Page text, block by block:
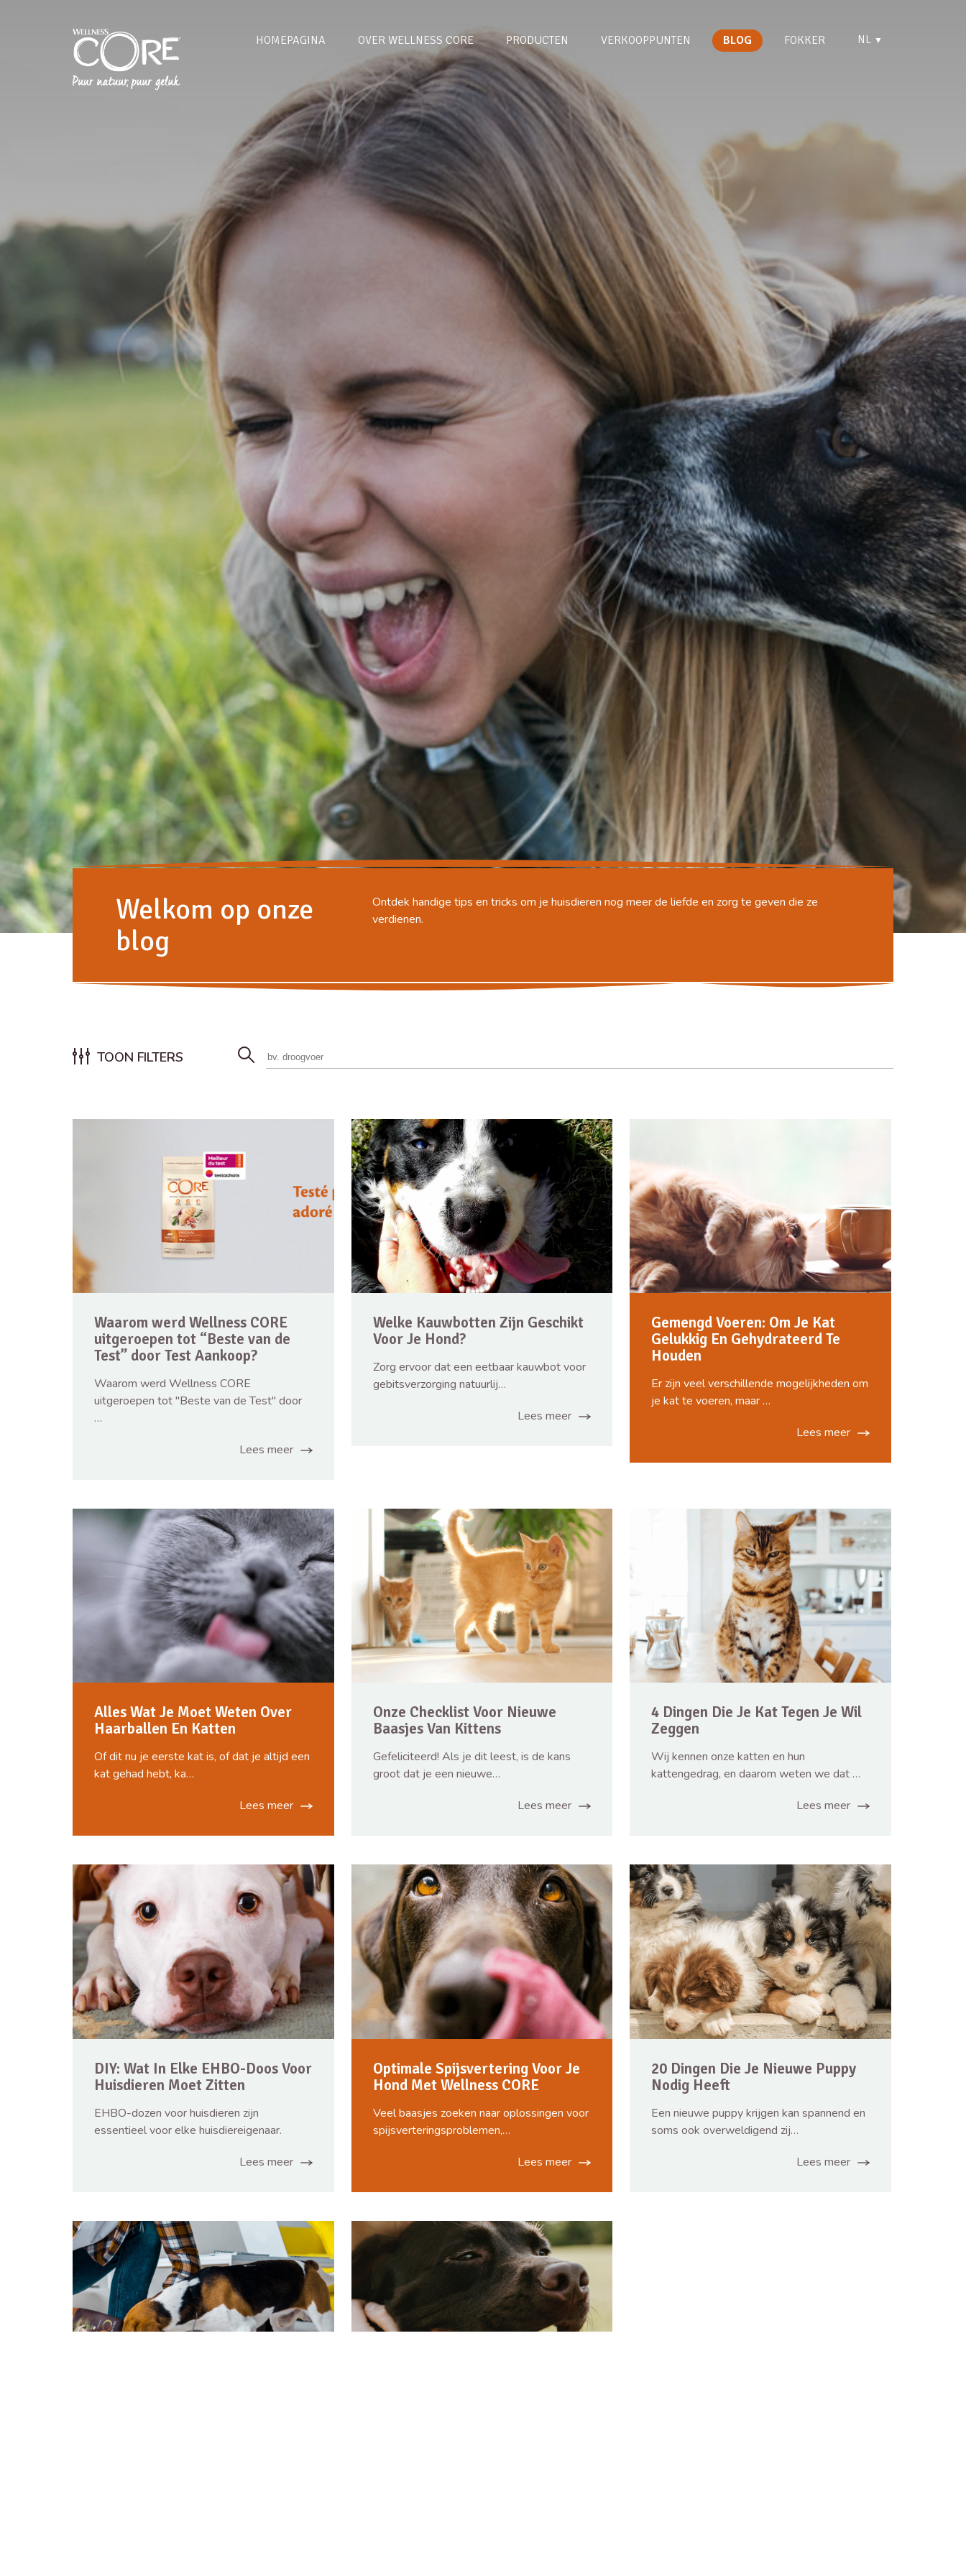
HOMEPAGINA OVER WELLNESS CORE PRODUCTEN VERKOOPPUNTEN BLOG FOKKER NL ▼
Welkom op onze
blog
Ontdek handige tips en tricks om je huisdieren nog meer de liefde en zorg te geven die ze
verdienen.
TOON FILTERS
Waarom werd Wellness CORE
uitgeroepen tot “Beste van de
Test” door Test Aankoop?
Waarom werd Wellness CORE
uitgeroepen tot "Beste van de Test" door
…
Lees meer
Welke Kauwbotten Zijn Geschikt
Voor Je Hond?
Zorg ervoor dat een eetbaar kauwbot voor
gebitsverzorging natuurlij…
Lees meer
Gemengd Voeren: Om Je Kat
Gelukkig En Gehydrateerd Te
Houden
Er zijn veel verschillende mogelijkheden om
je kat te voeren, maar …
Lees meer
Alles Wat Je Moet Weten Over
Haarballen En Katten
Of dit nu je eerste kat is, of dat je altijd een
kat gehad hebt, ka…
Lees meer
Onze Checklist Voor Nieuwe
Baasjes Van Kittens
Gefeliciteerd! Als je dit leest, is de kans
groot dat je een nieuwe…
Lees meer
4 Dingen Die Je Kat Tegen Je Wil
Zeggen
Wij kennen onze katten en hun
kattengedrag, en daarom weten we dat …
Lees meer
DIY: Wat In Elke EHBO-Doos Voor
Huisdieren Moet Zitten
EHBO-dozen voor huisdieren zijn
essentieel voor elke huisdiereigenaar.
Lees meer
Optimale Spijsvertering Voor Je
Hond Met Wellness CORE
Veel baasjes zoeken naar oplossingen voor
spijsverteringsproblemen,…
Lees meer
20 Dingen Die Je Nieuwe Puppy
Nodig Heeft
Een nieuwe puppy krijgen kan spannend en
soms ook overweldigend zij…
Lees meer